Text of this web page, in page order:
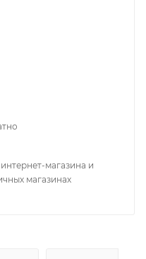
магазина и
магазинах